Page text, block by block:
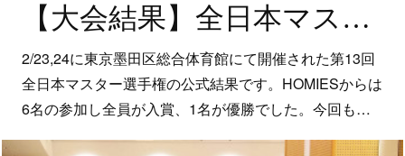
【大会結果】全日本マスター選手権
2/23,24に東京墨田区総合体育館にて開催された第13回
全日本マスター選手権の公式結果です。HOMIESからは
6名の参加し全員が入賞、1名が優勝でした。今回も…